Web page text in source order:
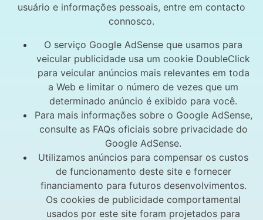
usuário e informações pessoais, entre em contacto
connosco.
O serviço Google AdSense que usamos para
veicular publicidade usa um cookie DoubleClick
para veicular anúncios mais relevantes em toda
a Web e limitar o número de vezes que um
determinado anúncio é exibido para você.
Para mais informações sobre o Google AdSense,
consulte as FAQs oficiais sobre privacidade do
Google AdSense.
Utilizamos anúncios para compensar os custos
de funcionamento deste site e fornecer
financiamento para futuros desenvolvimentos.
Os cookies de publicidade comportamental
usados ​​por este site foram projetados para